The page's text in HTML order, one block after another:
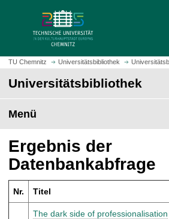
z
m
t
e
i
t
u
f
u
f
TU Chemnitz Universitätsbibliothek
Universitätsbibliothek
Menü
Ergebnis der
Datenbankabfrage
Nr. Titel
The dark side of professionalisation